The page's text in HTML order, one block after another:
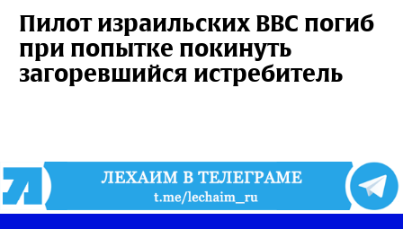
Пилот израильских ВВС погиб
при попытке покинуть
загоревшийся истребитель